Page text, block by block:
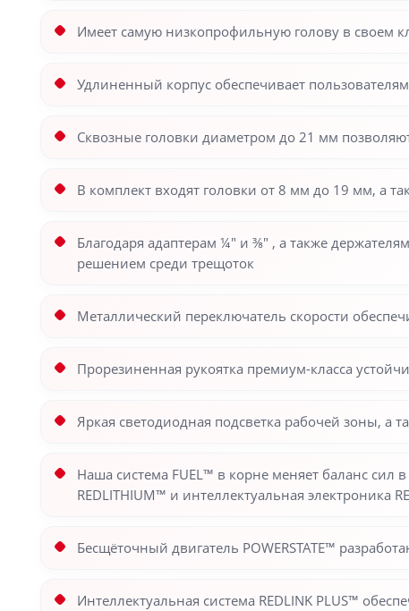
Имеет самую низкопрофильную голову в своем
Удлиненный корпус обеспечивает
Сквозные головки диаметром до 21 мм
В комплект входят головки от 8 мм до 19 мм, а
Благодаря адаптерам ¼″ и ⅜″ , а также
решением среди трещоток
Металлический переключатель скорости
Прорезиненная рукоятка премиум-класса
Яркая светодиодная подсветка рабочей зоны, а
Наша система FUEL™ в корне меняет баланс сил
REDLITHIUM™ и интеллектуальная электроника
Бесщёточный двигатель POWERSTATE™
Интеллектуальная система REDLINK PLUS™